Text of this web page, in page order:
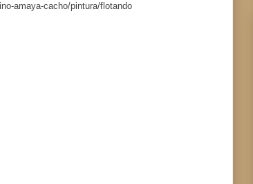
amaya-cacho/pintura/flotando